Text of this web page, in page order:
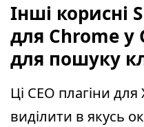
Інші корисні
для Chrome у
для пошуку
Ці СЕО плагіни
виділити в якусь